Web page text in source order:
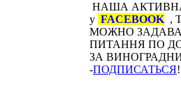
НАША
у FACEBOOK,
МОЖНО
ПИТАННЯ ПО
ЗА
-ПОДПИСАТЬСЯ